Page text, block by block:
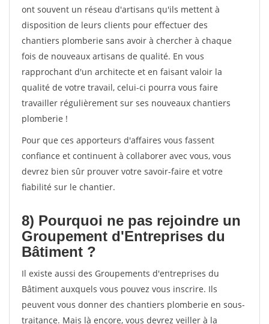
ont souvent un réseau d'artisans qu'ils mettent à
disposition de leurs clients pour effectuer des
chantiers plomberie sans avoir à chercher à chaque
fois de nouveaux artisans de qualité. En vous
rapprochant d'un architecte et en faisant valoir la
qualité de votre travail, celui-ci pourra vous faire
travailler régulièrement sur ses nouveaux chantiers
plomberie !
Pour que ces apporteurs d'affaires vous fassent
confiance et continuent à collaborer avec vous, vous
devrez bien sûr prouver votre savoir-faire et votre
fiabilité sur le chantier.
8) Pourquoi ne pas rejoindre un
Groupement d'Entreprises du
Bâtiment ?
Il existe aussi des Groupements d'entreprises du
Bâtiment auxquels vous pouvez vous inscrire. Ils
peuvent vous donner des chantiers plomberie en sous-
traitance. Mais là encore, vous devrez veiller à la